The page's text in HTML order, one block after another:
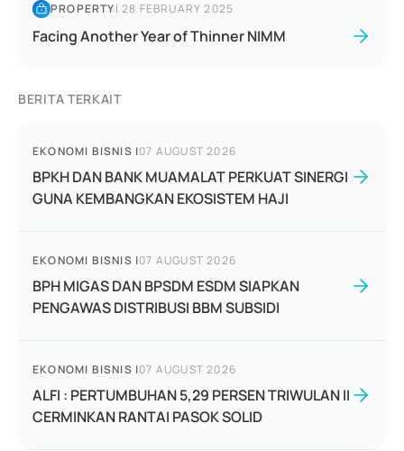
PROPERTY|28 FEBRUARY 2025
Facing Another Year of Thinner NIMM
BERITA TERKAIT
EKONOMI BISNIS |07 AUGUST 2026
BPKH DAN BANK MUAMALAT PERKUAT SINERGI
GUNA KEMBANGKAN EKOSISTEM HAJI
EKONOMI BISNIS |07 AUGUST 2026
BPH MIGAS DAN BPSDM ESDM SIAPKAN
PENGAWAS DISTRIBUSI BBM SUBSIDI
EKONOMI BISNIS |07 AUGUST 2026
ALFI : PERTUMBUHAN 5,29 PERSEN TRIWULAN II
CERMINKAN RANTAI PASOK SOLID